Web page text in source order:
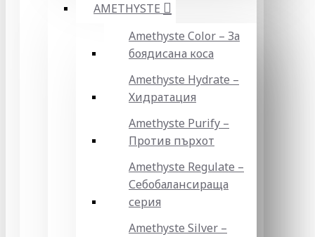
AMETHYSTE
Amethyste Color – За
боядисана коса
Amethyste Hydrate –
Хидратация
Amethyste Purify –
Против пърхот
Amethyste Regulate –
Себобалансираща
серия
Amethyste Silver –